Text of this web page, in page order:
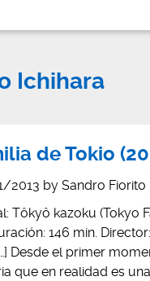
Ichihara
de Tokio
2013 by Sandro Fiorito
Tôkyô kazoku (Tokyo
146 min.
Desde el primer
que en realidad es